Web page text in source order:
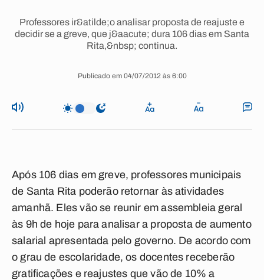
Professores ir&atilde;o analisar proposta de reajuste e
decidir se a greve, que j&aacute; dura 106 dias em Santa
Rita,&nbsp; continua.
Publicado em 04/07/2012 às 6:00
Após 106 dias em greve, professores municipais
de Santa Rita poderão retornar às atividades
amanhã. Eles vão se reunir em assembleia geral
às 9h de hoje para analisar a proposta de aumento
salarial apresentada pelo governo. De acordo com
o grau de escolaridade, os docentes receberão
gratificações e reajustes que vão de 10% a